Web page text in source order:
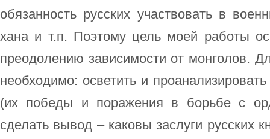
обязанность русских участвовать в
хана и т.п. Поэтому цель моей работы
преодолению зависимости от монголов.
необходимо: осветить и
(их победы и поражения в борьбе с
сделать вывод – каковы заслуги русских